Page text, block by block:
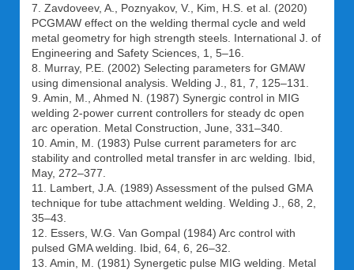
7. Zavdoveev, A., Poznyakov, V., Kim, H.S. et al. (2020)
PCGMAW effect on the welding thermal cycle and weld
metal geometry for high strength steels. International J. of
Engineering and Safety Sciences, 1, 5–16.
8. Murray, P.E. (2002) Selecting parameters for GMAW
using dimensional analysis. Welding J., 81, 7, 125–131.
9. Amin, M., Ahmed N. (1987) Synergic control in MIG
welding 2-power current controllers for steady dc open
arc operation. Metal Construction, June, 331–340.
10. Amin, M. (1983) Pulse current parameters for arc
stability and controlled metal transfer in arc welding. Ibid,
May, 272–377.
11. Lambert, J.A. (1989) Assessment of the pulsed GMA
technique for tube attachment welding. Welding J., 68, 2,
35–43.
12. Essers, W.G. Van Gompal (1984) Arc control with
pulsed GMA welding. Ibid, 64, 6, 26–32.
13. Amin, M. (1981) Synergetic pulse MIG welding. Metal